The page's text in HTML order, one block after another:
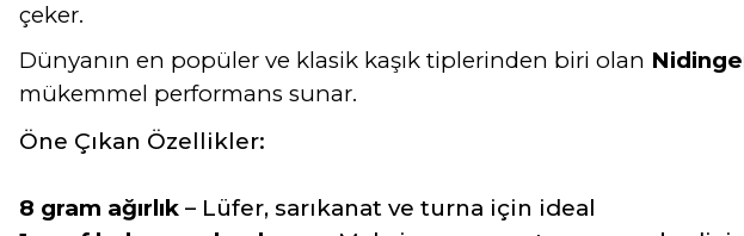
çeker.
Dünyanın en popüler ve klasik kaşık tiplerinden biri olan
mükemmel performans sunar.
Öne Çıkan Özellikler:
8 gram ağırlık – Lüfer, sarıkanat ve turna için ideal